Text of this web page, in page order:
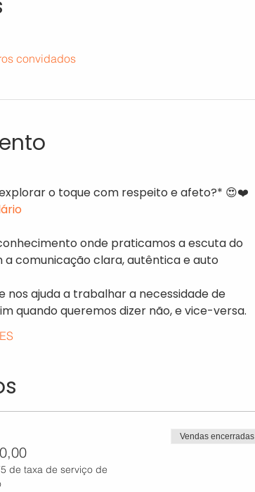
convidados
o toque com respeito e afeto?* 😍❤️
onde praticamos a escuta do
comunicação clara, autêntica e auto
ajuda a trabalhar a necessidade de
quando queremos dizer não, e vice-versa.
de taxa de serviço de
Vendas encerradas